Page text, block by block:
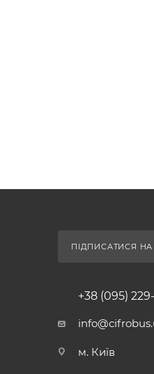
ПІДПИСАТИСЯ
+38 (095)
м. Київ